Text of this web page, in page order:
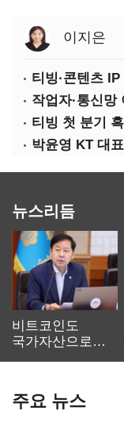
이지은
뉴스리듬
비트코인도
국가자산으로…'
주요 뉴스